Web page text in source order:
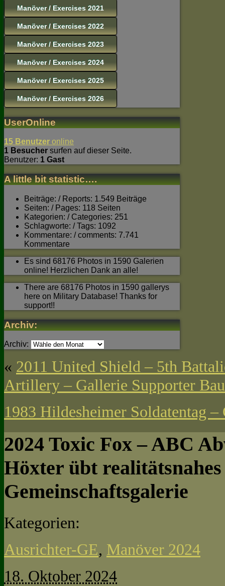
Manöver / Exercises 2021
Manöver / Exercises 2022
Manöver / Exercises 2023
Manöver / Exercises 2024
Manöver / Exercises 2025
Manöver / Exercises 2026
UserOnline
15 Benutzer online
1 Besucher surfen auf dieser Seite.
Benutzer: 1 Gast
A little bit statistic….
Beiträge: / Reports: 1.549 Beiträge
Seiten: / Pages: 118 Seiten
Kategorien: / Categories: 251
Schlagworte: / Tags: 1092
Kommentare: / comments: 7.741
Kommentare
Es sind 68176 Photos in 1590 Galerien
online! Herzlichen Dank an alle!
There are 68176 Photos in 1590 gallerys
here on Military Database! Thanks for
support!!
Archiv:
Archiv:
« 2011 United Shield – 5th
Artillery – Gallerie Supporter
1983 Hildesheimer Soldatentag –
2024 Toxic Fox – ABC
Höxter übt
Gemeinschaftsgalerie
Kategorien:
Ausrichter-GE, Manöver 2024
18. Oktober 2024